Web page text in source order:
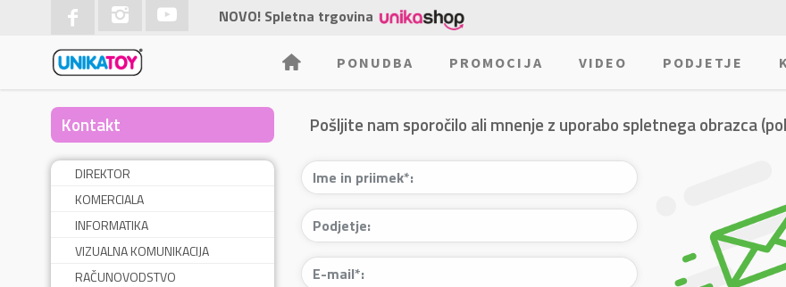
NOVO! Spletna trgovina
PONUDBA PROMOCIJA VIDEO PODJETJE
Kontakt
DIREKTOR
KOMERCIALA
INFORMATIKA
VIZUALNA KOMUNIKACIJA
RAČUNOVODSTVO
Pošljite nam sporočilo ali mnenje z uporabo spletnega obrazca